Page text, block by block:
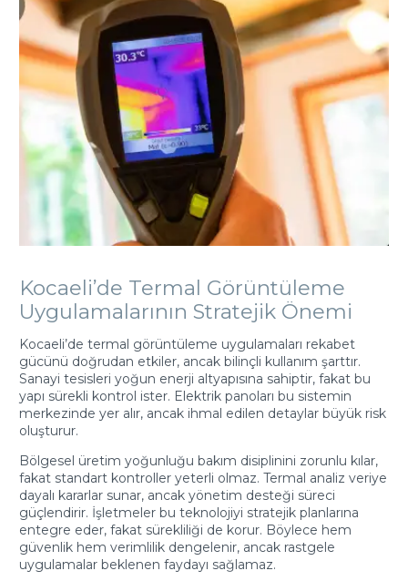
Kocaeli’de Termal Görüntüleme
Uygulamalarının Stratejik Önemi
Kocaeli’de termal görüntüleme uygulamaları rekabet
gücünü doğrudan etkiler, ancak bilinçli kullanım şarttır.
Sanayi tesisleri yoğun enerji altyapısına sahiptir, fakat bu
yapı sürekli kontrol ister. Elektrik panoları bu sistemin
merkezinde yer alır, ancak ihmal edilen detaylar büyük risk
oluşturur.
Bölgesel üretim yoğunluğu bakım disiplinini zorunlu kılar,
fakat standart kontroller yeterli olmaz. Termal analiz veriye
dayalı kararlar sunar, ancak yönetim desteği süreci
güçlendirir. İşletmeler bu teknolojiyi stratejik planlarına
entegre eder, fakat sürekliliği de korur. Böylece hem
güvenlik hem verimlilik dengelenir, ancak rastgele
uygulamalar beklenen faydayı sağlamaz.